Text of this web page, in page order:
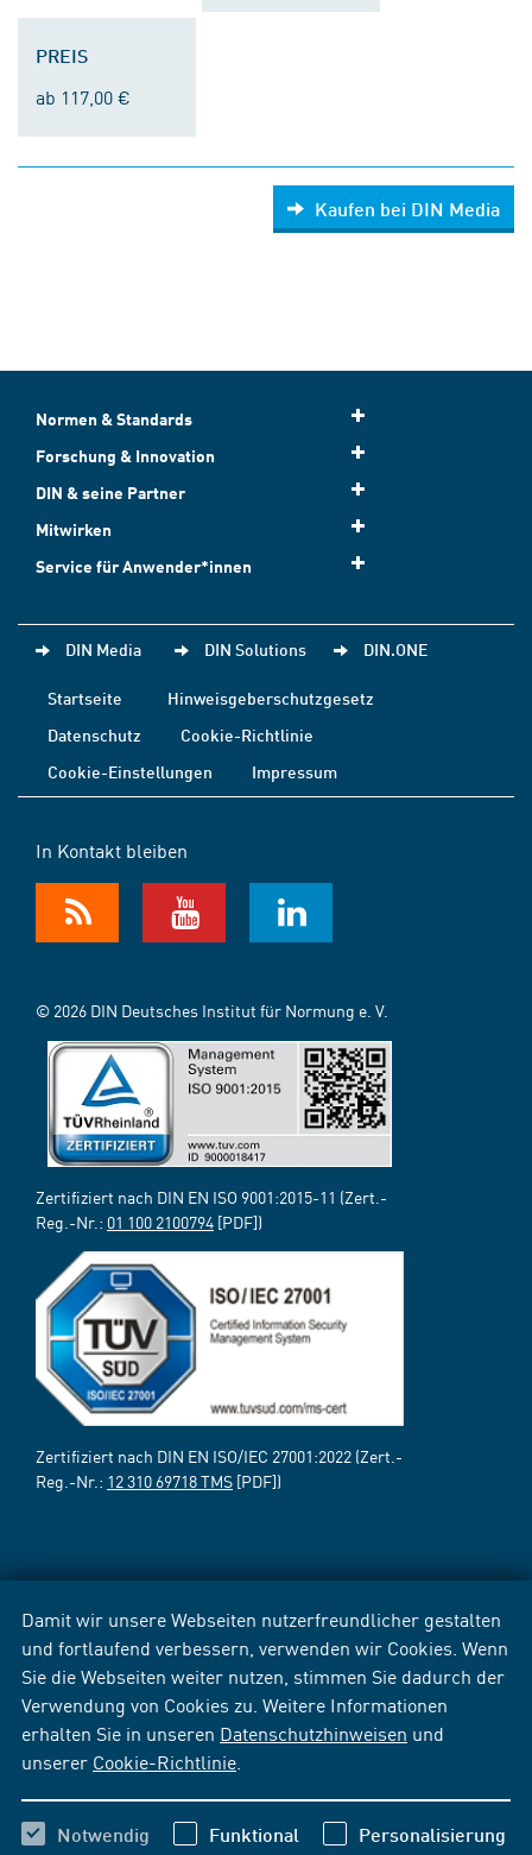
Damit wir unsere Webseiten nutzerfreundlicher gestalten
und fortlaufend verbessern, verwenden wir Cookies. Wenn
Sie die Webseiten weiter nutzen, stimmen Sie dadurch der
Verwendung von Cookies zu. Weitere Informationen
erhalten Sie in unseren Datenschutzhinweisen und
unserer Cookie-Richtlinie
Notwendig Funktional Personalisierung
PREIS
ab 117,00 €
Kaufen bei DIN Media
Normen & Standards
Forschung & Innovation
DIN & seine Partner
Mitwirken
Service für Anwender*innen
DIN Media DIN Solutions DIN.ONE
Startseite
Hinweisgeberschutzgesetz
Datenschutz
Cookie-Richtlinie
Cookie-Einstellungen
Impressum
In Kontakt bleiben
© 2026 DIN Deutsches Institut für Normung e. V.
Zertifiziert nach DIN EN ISO 9001:2015-11 (Zert.-
Reg.-Nr.: 01 100 2100794 [PDF])
Zertifiziert nach DIN EN ISO/IEC 27001:2022 (Zert.-
Reg.-Nr.: 12 310 69718 TMS [PDF])